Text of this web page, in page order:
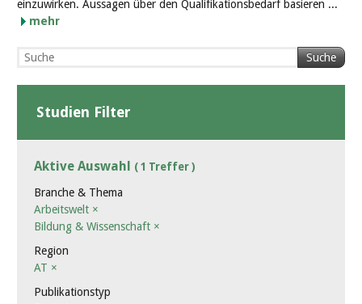
einzuwirken. Aussagen über den Qualifikationsbedarf basieren ...
mehr
Suche
Studien Filter
Aktive Auswahl ( 1 Treffer )
Branche & Thema
Arbeitswelt ×
Bildung & Wissenschaft ×
Region
AT ×
Publikationstyp